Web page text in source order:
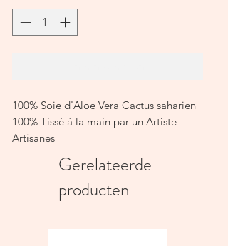
100% Soie d'Aloe Vera Cactus saharien
100% Tissé à la main par un Artiste
Artisanes
Couleurs naturelles
Fermeture à glissière
Insert non inclus
Nettoyage à sec seulement
Gerelateerde
producten